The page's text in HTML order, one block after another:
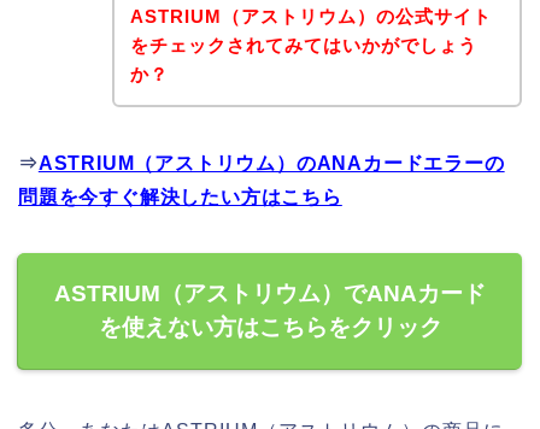
ASTRIUM（アストリウム）の公式サイト
をチェックされてみてはいかがでしょう
か？
⇒ASTRIUM（アストリウム）のANAカードエラーの
問題を今すぐ解決したい方はこちら
ASTRIUM（アストリウム）でANAカード
を使えない方はこちらをクリック